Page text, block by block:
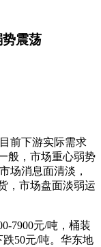
震荡
前下游实际需求
般，市场重心弱势
场消息面清淡，
，市场盘面淡弱运
7900元/吨，桶装
跌50元/吨。华东地